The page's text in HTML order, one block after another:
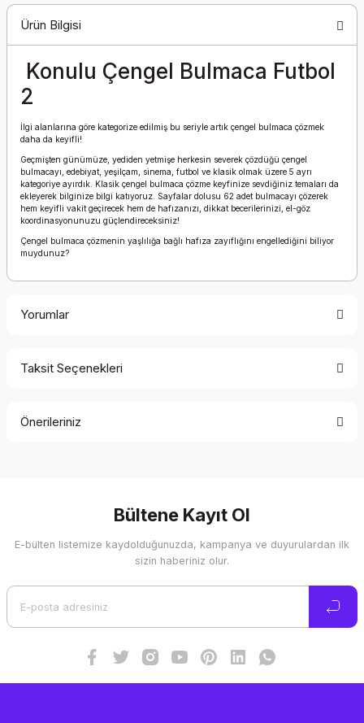
Ürün Bilgisi
Konulu Çengel Bulmaca Futbol
2
İlgi alanlarına göre kategorize edilmiş bu seriyle artık çengel bulmaca çözmek
daha da keyifli!
Geçmişten günümüze, yediden yetmişe herkesin severek çözdüğü çengel
bulmacayı, edebiyat, yeşilçam, sinema, futbol ve klasik olmak üzere 5 ayrı
kategoriye ayırdık. Klasik çengel bulmaca çözme keyfinize sevdiğiniz temaları da
ekleyerek bilginize bilgi katıyoruz. Sayfalar dolusu 62 adet bulmacayı çözerek
hem keyifli vakit geçirecek hem de hafızanızı, dikkat becerilerinizi, el-göz
koordinasyonunuzu güçlendireceksiniz!
Çengel bulmaca çözmenin yaşlılığa bağlı hafıza zayıflığını engellediğini biliyor
muydunuz?
Yorumlar
Taksit Seçenekleri
Önerileriniz
Görüş ve önerileriniz için teşekkür ederiz.
Ürün resmi kalitesiz, bozuk veya görüntülenemiyor.
Bültene Kayıt Ol
E-bülten listemize kaydolduğunuzda, kampanya ve duyurulardan ilk
sizin haberiniz olur.